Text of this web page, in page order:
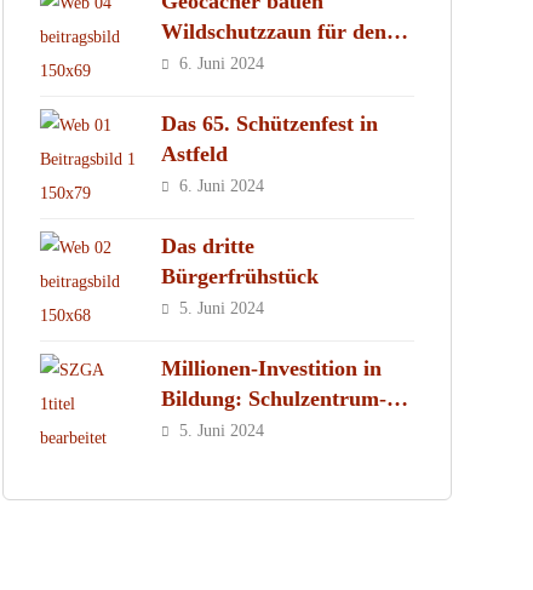
Wildschutzzaun für den
MachMit! Wald
6. Juni 2024
Das 65. Schützenfest in
Astfeld
6. Juni 2024
Das dritte
Bürgerfrühstück
5. Juni 2024
Millionen-Investition in
Bildung: Schulzentrum-
Neubau
5. Juni 2024